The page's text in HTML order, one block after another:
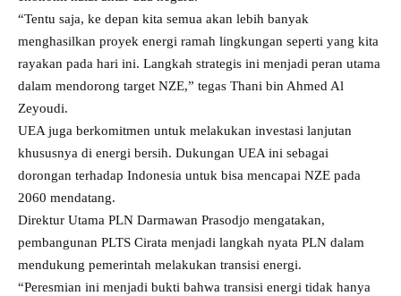
“Tentu saja, ke depan kita semua akan lebih banyak
menghasilkan proyek energi ramah lingkungan seperti yang kita
rayakan pada hari ini. Langkah strategis ini menjadi peran utama
dalam mendorong target NZE,” tegas Thani bin Ahmed Al
Zeyoudi.
UEA juga berkomitmen untuk melakukan investasi lanjutan
khususnya di energi bersih. Dukungan UEA ini sebagai
dorongan terhadap Indonesia untuk bisa mencapai NZE pada
2060 mendatang.
Direktur Utama PLN Darmawan Prasodjo mengatakan,
pembangunan PLTS Cirata menjadi langkah nyata PLN dalam
mendukung pemerintah melakukan transisi energi.
“Peresmian ini menjadi bukti bahwa transisi energi tidak hanya